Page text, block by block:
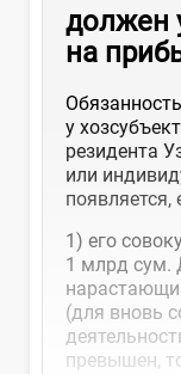
должен
на
у
резидента
или
появляется,
1) его
1 млрд сум.
(для вновь
превышен,